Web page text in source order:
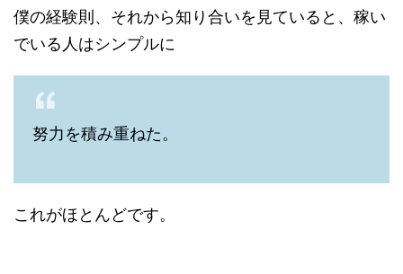
僕の経験則、それから知り合いを見ていると、稼い
でいる人はシンプルに
努力を積み重ねた。
これがほとんどです。